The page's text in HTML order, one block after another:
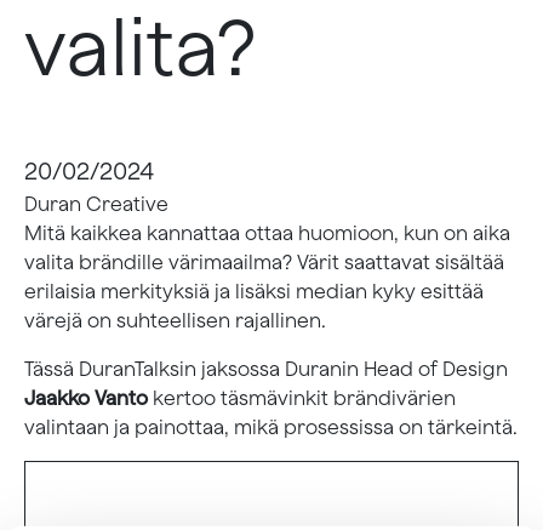
valita?
20/02/2024
Duran Creative
Mitä kaikkea kannattaa ottaa huomioon, kun on aika
valita brändille värimaailma? Värit saattavat sisältää
erilaisia merkityksiä ja lisäksi median kyky esittää
värejä on suhteellisen rajallinen.
Tässä DuranTalksin jaksossa Duranin Head of Design
Jaakko Vanto kertoo täsmävinkit brändivärien
valintaan ja painottaa, mikä prosessissa on tärkeintä.